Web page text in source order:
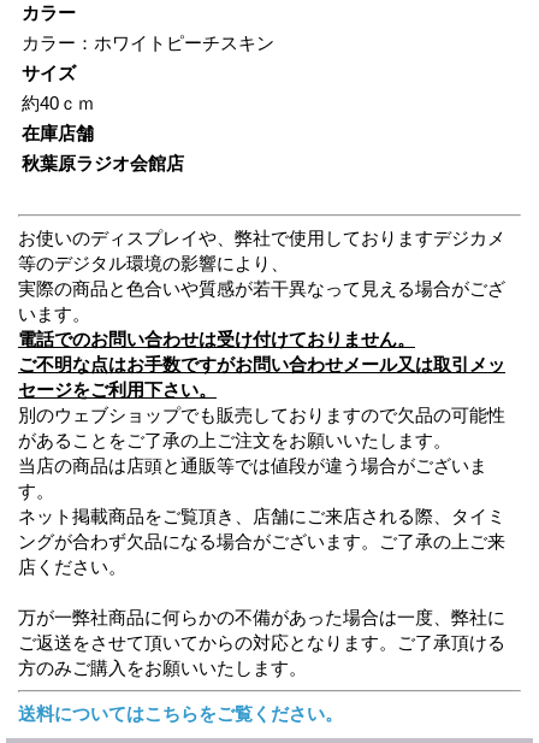
カラー
カラー：ホワイトピーチスキン
サイズ
約40ｃｍ
在庫店舗
秋葉原ラジオ会館店
お使いのディスプレイや、弊社で使用しておりますデジカメ
等のデジタル環境の影響により、
実際の商品と色合いや質感が若干異なって見える場合がござ
います。
電話でのお問い合わせは受け付けておりません。
ご不明な点はお手数ですがお問い合わせメール又は取引メッ
セージをご利用下さい。
別のウェブショップでも販売しておりますので欠品の可能性
があることをご了承の上ご注文をお願いいたします。
当店の商品は店頭と通販等では値段が違う場合がございま
す。
ネット掲載商品をご覧頂き、店舗にご来店される際、タイミ
ングが合わず欠品になる場合がございます。ご了承の上ご来
店ください。
万が一弊社商品に何らかの不備があった場合は一度、弊社に
ご返送をさせて頂いてからの対応となります。ご了承頂ける
方のみご購入をお願いいたします。
送料についてはこちらをご覧ください。